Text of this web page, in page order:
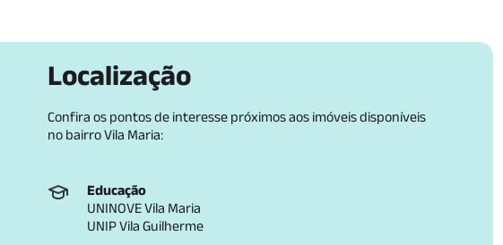
Localização
Confira os pontos de interesse próximos aos imóveis disponíveis
no bairroVila Maria:
Educação
UNINOVE Vila Maria
UNIP Vila Guilherme